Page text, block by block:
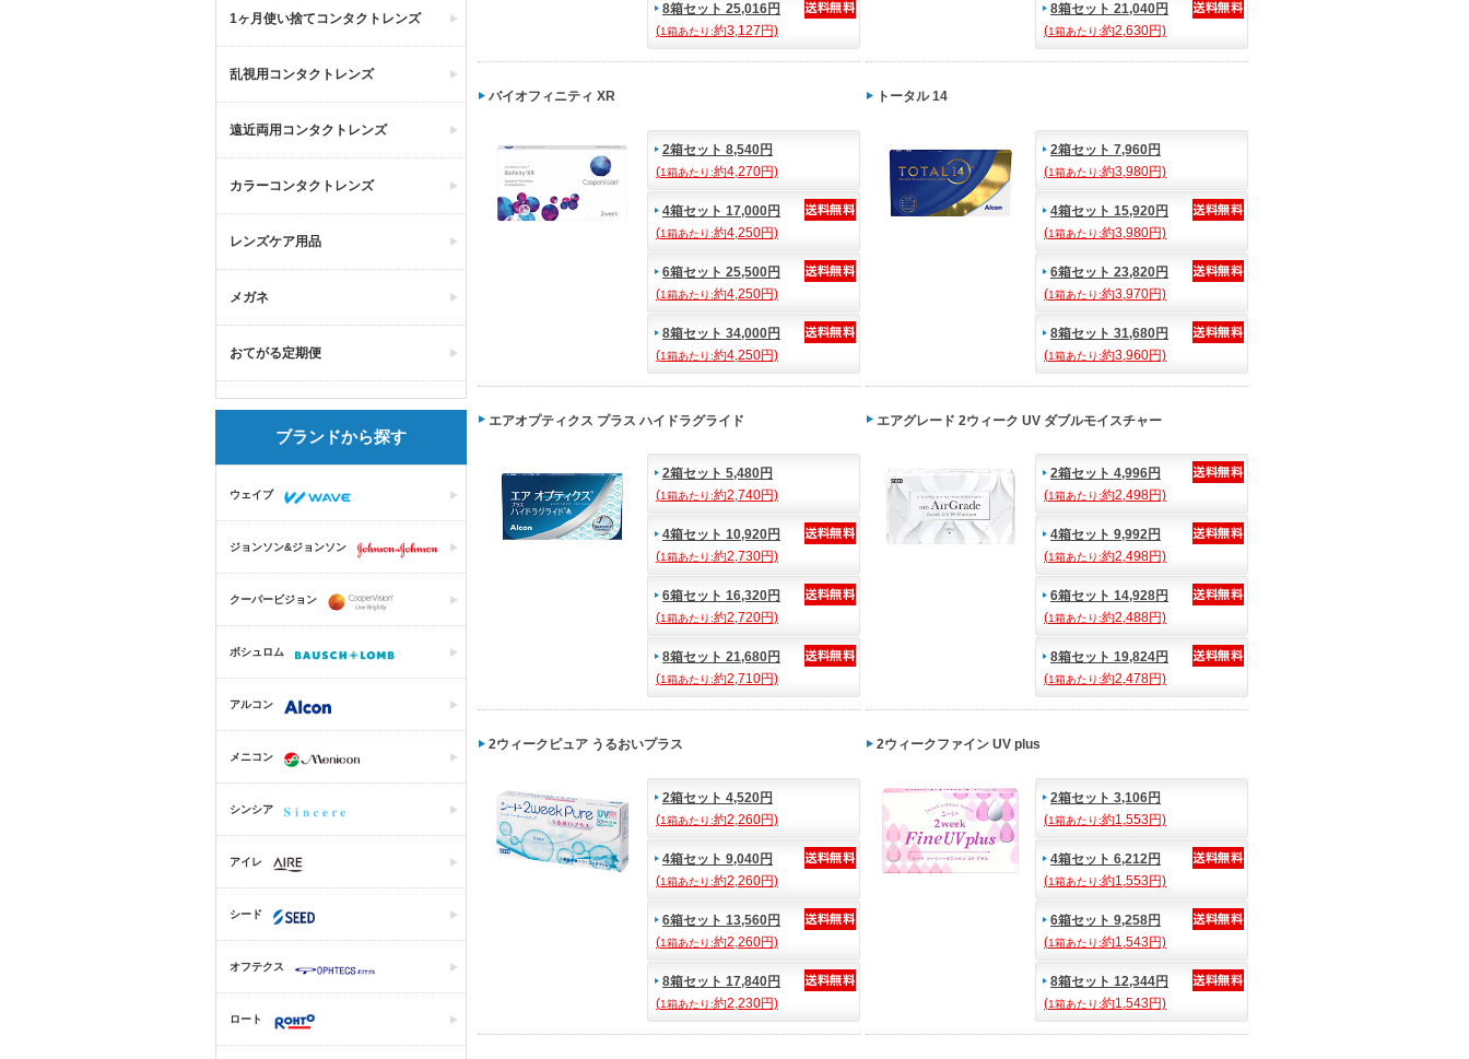
1ヶ月使い捨てコンタクトレンズ
乱視用コンタクトレンズ
遠近両用コンタクトレンズ
カラーコンタクトレンズ
レンズケア用品
メガネ
おてがる定期便
ブランドから探す
ウェイブ
ジョンソン&ジョンソン
クーパービジョン
ボシュロム
アルコン
メニコン
シンシア
アイレ
シード
オフテクス
ロート
8箱セット 25,016円
(1箱あたり:約3,127円)
8箱セット 21,040円
(1箱あたり:約2,630円)
バイオフィニティ XR
2箱セット 8,540円
(1箱あたり:約4,270円)
4箱セット 17,000円
(1箱あたり:約4,250円)
6箱セット 25,500円
(1箱あたり:約4,250円)
8箱セット 34,000円
(1箱あたり:約4,250円)
トータル 14
2箱セット 7,960円
(1箱あたり:約3,980円)
4箱セット 15,920円
(1箱あたり:約3,980円)
6箱セット 23,820円
(1箱あたり:約3,970円)
8箱セット 31,680円
(1箱あたり:約3,960円)
エアオプティクス プラス ハイドラグライド
2箱セット 5,480円
(1箱あたり:約2,740円)
4箱セット 10,920円
(1箱あたり:約2,730円)
6箱セット 16,320円
(1箱あたり:約2,720円)
8箱セット 21,680円
(1箱あたり:約2,710円)
エアグレード 2ウィーク UV ダブルモイスチャー
2箱セット 4,996円
(1箱あたり:約2,498円)
4箱セット 9,992円
(1箱あたり:約2,498円)
6箱セット 14,928円
(1箱あたり:約2,488円)
8箱セット 19,824円
(1箱あたり:約2,478円)
2ウィークピュア うるおいプラス
2箱セット 4,520円
(1箱あたり:約2,260円)
4箱セット 9,040円
(1箱あたり:約2,260円)
6箱セット 13,560円
(1箱あたり:約2,260円)
8箱セット 17,840円
(1箱あたり:約2,230円)
2ウィークファイン UV plus
2箱セット 3,106円
(1箱あたり:約1,553円)
4箱セット 6,212円
(1箱あたり:約1,553円)
6箱セット 9,258円
(1箱あたり:約1,543円)
8箱セット 12,344円
(1箱あたり:約1,543円)